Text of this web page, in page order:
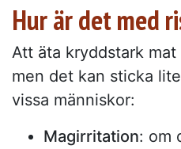
Hur är det med
Att äta kryddstark
men det kan sticka
vissa människor:
Magirritation: om